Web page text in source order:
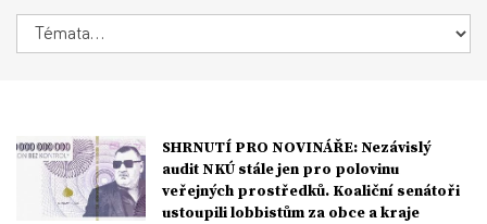
SHRNUTÍ PRO NOVINÁŘE: Nezávislý
audit NKÚ stále jen pro polovinu
veřejných prostředků. Koaliční senátoři
ustoupili lobbistům za obce a kraje